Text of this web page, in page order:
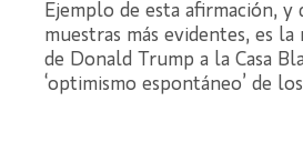
Ejemplo de esta afirmación, y
muestras más evidentes, es
de Donald Trump a la Casa
‘optimismo espontáneo’ de